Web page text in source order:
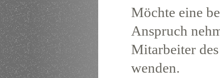
Möchte eine
Anspruch
Mitarbeiter
wenden.